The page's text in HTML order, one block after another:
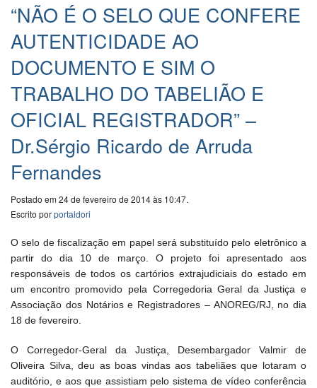
“NÃO É O SELO QUE CONFERE
AUTENTICIDADE AO
DOCUMENTO E SIM O
TRABALHO DO TABELIÃO E
OFICIAL REGISTRADOR” –
Dr.Sérgio Ricardo de Arruda
Fernandes
Postado em 24 de fevereiro de 2014 às 10:47.
Escrito porportaldori
O selo de fiscalização em papel será substituído pelo eletrônico a
partir do dia 10 de março. O projeto foi apresentado aos
responsáveis de todos os cartórios extrajudiciais do estado em
um encontro promovido pela Corregedoria Geral da Justiça e
Associação dos Notários e Registradores – ANOREG/RJ, no dia
18 de fevereiro.
O Corregedor-Geral da Justiça, Desembargador Valmir de
Oliveira Silva, deu as boas vindas aos tabeliães que lotaram o
auditório, e aos que assistiam pelo sistema de vídeo conferência